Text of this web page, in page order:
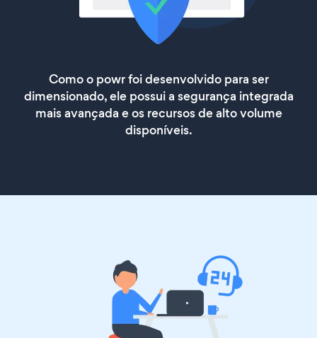
Como o powr foi desenvolvido para ser
dimensionado, ele possui a segurança integrada
mais avançada e os recursos de alto volume
disponíveis.